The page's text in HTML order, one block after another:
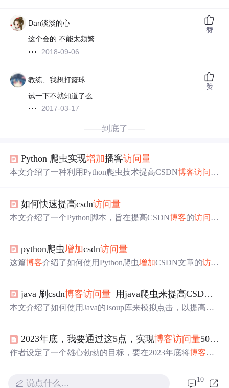
Dan淡淡的心
这个会的 不能太频繁
2018-09-06
赞
教练、我想打篮球
试一下不就知道了么
2017-03-17
赞
——到底了——
Python 爬虫实现增加播客访问量
本文介绍了一种利用Python爬虫技术提高CSDN博客访问量
如何快速提高csdn访问量
本文介绍了一个Python脚本，旨在提高CSDN博客的访问量
次数来调整脚本的行为。
python爬虫增加csdn访问量
这篇博客介绍了如何使用Python爬虫增加CSDN文章的访问
论了如何寻找Python环境的具体路径。
java 刷csdn博客访问量 _用java爬虫来提高CSDN 博客
本文介绍了如何使用Java的Jsoup库来模拟点击，以提高CS
览 量。程序会 避开广告链接，并设置定时任务以避免过于
频繁的访问。
2023年底，我要通过这5点，实现博客访问量500W
作者设定了一个雄心勃勃的目标，要在2023年底将博客访
e爬虫技术来增加 器和模拟
说点什么… 10